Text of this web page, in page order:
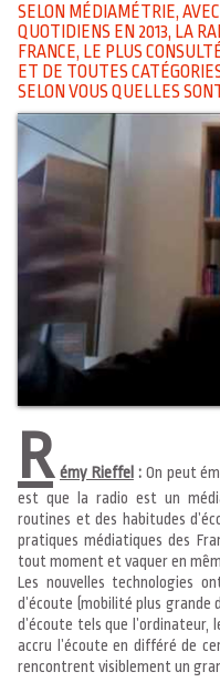
SELON MÉDIAMÉTRIE,
QUOTIDIENS EN 2013, LA
FRANCE, LE PLUS
ET DE TOUTES
SELON VOUS QUELLES
R émy Rieffel :On peut
est que la radio est un
routines et des habitudes
pratiques médiatiques des
tout moment et vaquer en
Les nouvelles technologies
d’écoute (mobilité plus grande
d’écoute tels que
accru l’écoute en différé de
rencontrent visiblement un